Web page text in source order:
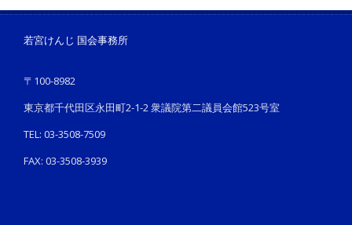
若宮けんじ 国会事務所
〒100-8982
東京都千代田区永田町2-1-2 衆議院第二議員会館523号室
TEL: 03-3508-7509
FAX: 03-3508-3939